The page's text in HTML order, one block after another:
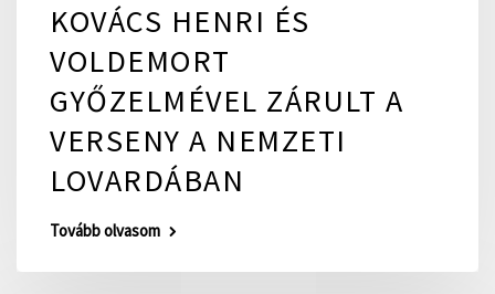
KOVÁCS HENRI ÉS
VOLDEMORT
GYŐZELMÉVEL ZÁRULT A
VERSENY A NEMZETI
LOVARDÁBAN
Tovább olvasom